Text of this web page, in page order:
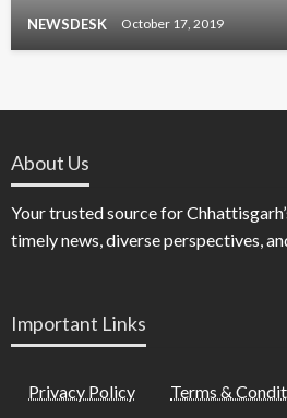
NEWSDESK October 17, 2019
About Us
Your trusted source for
timely news, diverse perspectives,
Important Links
Privacy Policy Terms &